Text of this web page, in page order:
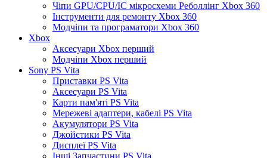
Чіпи GPU/CPU/IC мікросхеми Реболлінг Xbox 360
Інструменти для ремонту Xbox 360
Модчіпи та програматори Xbox 360
Xbox
Аксесуари Xbox перший
Модчіпи Xbox перший
Sony PS Vita
Приставки PS Vita
Аксесуари PS Vita
Карти пам'яті PS Vita
Мережеві адаптери, кабелі PS Vita
Акумулятори PS Vita
Джойстики PS Vita
Дисплеї PS Vita
Інші Запчастини PS Vita